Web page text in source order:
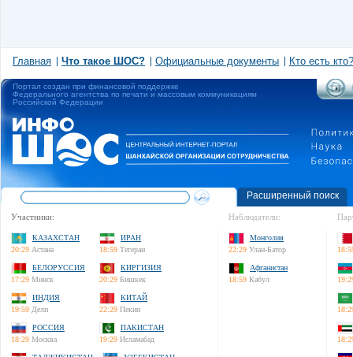
Главная Что такое ШОС? Официальные документы Кто есть кто?
Портал создан при финансовой поддержке
Федерального агентства по печати и массовым коммуникациям
Российской Федерации
Расширенный поиск
Участники:
КАЗАХСТАН
20:29 Астана
ИРАН
18:59 Тегеран
БЕЛОРУССИЯ
17:29 Минск
КИРГИЗИЯ
20:29 Бишкек
ИНДИЯ
19:59 Дели
КИТАЙ
22:29 Пекин
РОССИЯ
18:29 Москва
ПАКИСТАН
19:29 Исламабад
Наблюдатели:
Монголия
22:29 Улан-Батор
Афганистан
18:59 Кабул